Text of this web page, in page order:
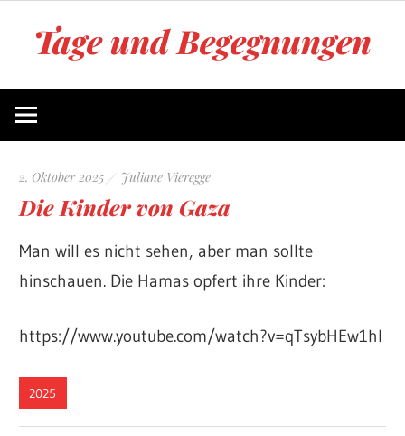
Tage und Begegnungen
von
2. Oktober 2025 Juliane Vieregge
Die Kinder von Gaza
Man will es nicht sehen, aber man sollte
hinschauen. Die Hamas opfert ihre Kinder:
https://www.youtube.com/watch?v=qTsybHEw1hI
2025